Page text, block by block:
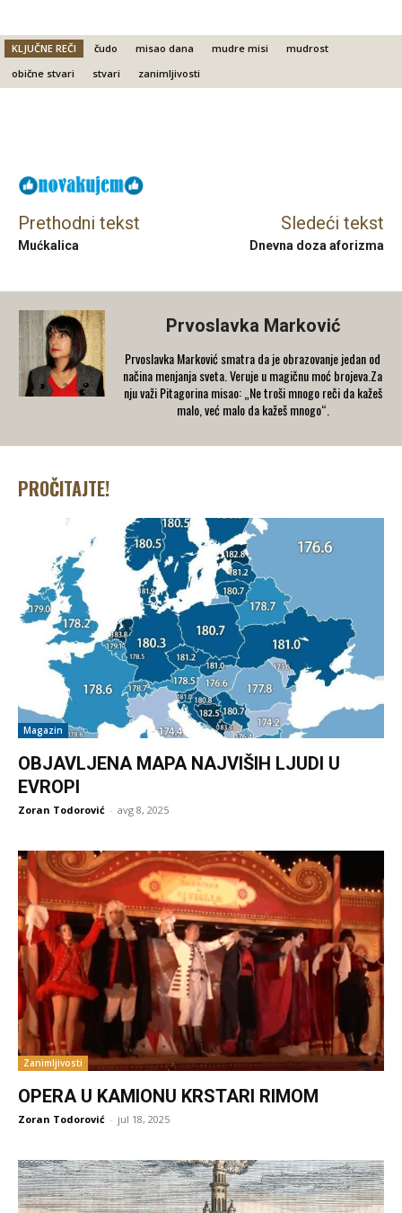
KLJUČNE REČI čudo misao dana mudre misi
mudrost
obične stvari
stvari zanimljivosti
Prethodni tekst
Mućkalica
Sledeći tekst
Dnevna doza aforizma
Prvoslavka Marković
Prvoslavka Marković smatra da je obrazovanje jedan od
načina menjanja sveta. Veruje u magičnu moć brojeva.Za
nju važi Pitagorina misao: „Ne troši mnogo reči da kažeš
malo, već malo da kažeš mnogo“.
PROČITAJTE!
Magazin
OBJAVLJENA MAPA NAJVIŠIH LJUDI U
EVROPI
Zoran Todorović - avg 8, 2025
Zanimljivosti
OPERA U KAMIONU KRSTARI RIMOM
Zoran Todorović - jul 18, 2025